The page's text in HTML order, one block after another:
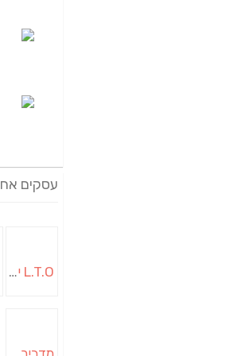
עסקים
L.T.O יעוץ משכנתאות וכלכלת משפחה | יועץ משכנתאות באשכול